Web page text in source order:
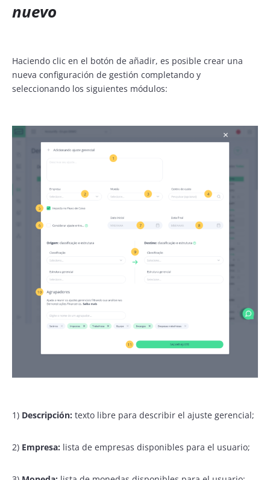
nuevo
Haciendo clic en el botón de añadir, es posible crear una
nueva configuración de gestión completando y
seleccionando los siguientes módulos:
1) Descripción: texto libre para describir el ajuste gerencial;
2) Empresa: lista de empresas disponibles para el usuario;